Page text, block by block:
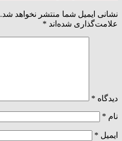
نشانی ایمیل شما منتشر نخواهد شد.
علامت‌گذاری شده‌اند *
دیدگاه *
نام *
ایمیل *